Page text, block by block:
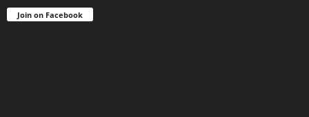
Join on Facebook